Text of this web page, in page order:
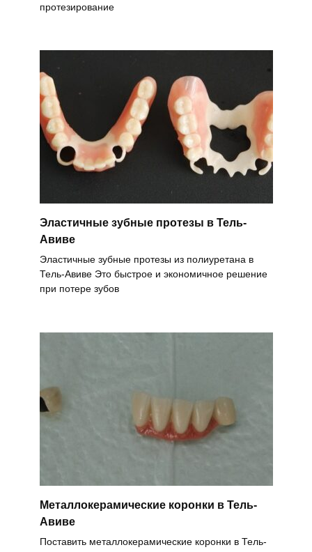
протезирование
Эластичные зубные протезы в Тель-
Авиве
Эластичные зубные протезы из полиуретана в
Тель-Авиве Это быстрое и экономичное решение
при потере зубов
Металлокерамические коронки в Тель-
Авиве
Поставить металлокерамические коронки в Тель-